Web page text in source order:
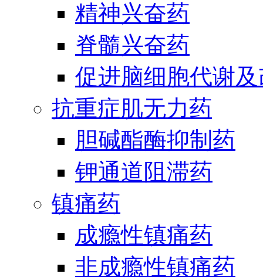
精神兴奋药
脊髓兴奋药
促进脑细胞代谢
抗重症肌无力药
胆碱酯酶抑制药
钾通道阻滞药
镇痛药
成瘾性镇痛药
非成瘾性镇痛药